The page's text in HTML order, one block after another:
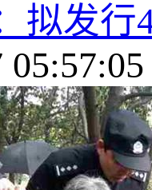
拟发行
05:57:05